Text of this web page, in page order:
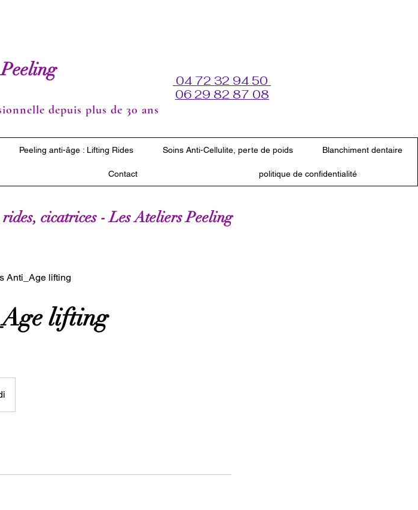
depuis plus de 30 ans
06 29 82 87 08
04 72 32 94 50
Peeling anti-âge : Lifting Rides Soins Anti-Cellulite, perte de poids Blanchiment dentaire
Contact politique de confidentialité
cicatrices - Les Ateliers Peeling
Anti_Age lifting
lifting